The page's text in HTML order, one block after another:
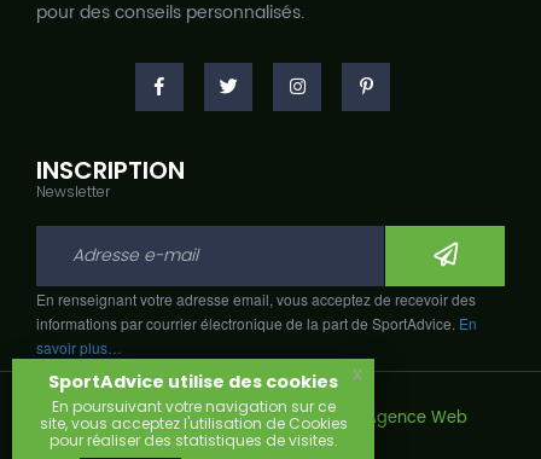
pour des conseils personnalisés.
INSCRIPTION
Newsletter
En renseignant votre adresse email, vous acceptez de recevoir des
informations par courrier électronique de la part de SportAdvice. En
savoir plus…
Copyright © 2026, Développé avec par
Agence Web
Narobaz.
SportAdvice utilise des cookies
En poursuivant votre navigation sur ce
site, vous acceptez l'utilisation de Cookies
pour réaliser des statistiques de visites.
x